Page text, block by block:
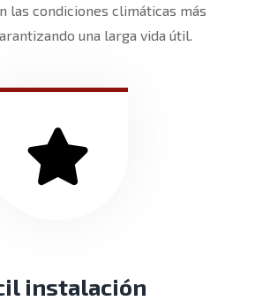
las condiciones climáticas más
una larga vida útil.
instalación